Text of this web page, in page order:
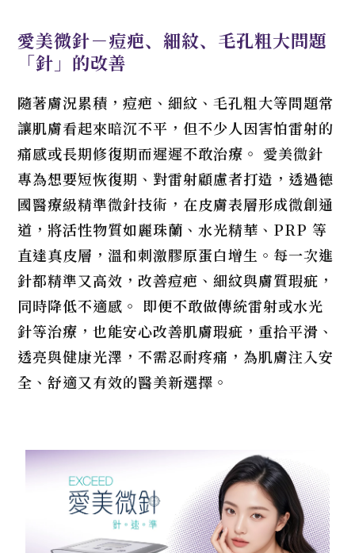
愛美微針－痘疤、細紋、毛孔粗大問題
「針」的改善
隨著膚況累積，痘疤、細紋、毛孔粗大等問題常
讓肌膚看起來暗沉不平，但不少人因害怕雷射的
痛感或長期修復期而遲遲不敢治療。 愛美微針
專為想要短恢復期、對雷射顧慮者打造，透過德
國醫療級精準微針技術，在皮膚表層形成微創通
道，將活性物質如麗珠蘭、水光精華、PRP 等
直達真皮層，溫和刺激膠原蛋白增生。每一次進
針都精準又高效，改善痘疤、細紋與膚質瑕疵，
同時降低不適感。 即便不敢做傳統雷射或水光
針等治療，也能安心改善肌膚瑕疵，重拾平滑、
透亮與健康光澤，不需忍耐疼痛，為肌膚注入安
全、舒適又有效的醫美新選擇。